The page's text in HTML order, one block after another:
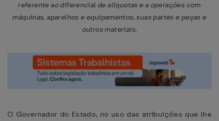
referente ao diferencial de alíquotas e a operações com
máquinas, aparelhos e equipamentos, suas partes e peças e
outros materiais.
O Governador do Estado, no uso das atribuições que lhe